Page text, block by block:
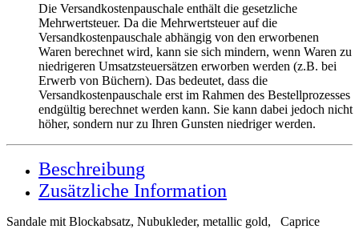
Die Versandkostenpauschale enthält die gesetzliche
Mehrwertsteuer. Da die Mehrwertsteuer auf die
Versandkostenpauschale abhängig von den erworbenen
Waren berechnet wird, kann sie sich mindern, wenn Waren zu
niedrigeren Umsatzsteuersätzen erworben werden (z.B. bei
Erwerb von Büchern). Das bedeutet, dass die
Versandkostenpauschale erst im Rahmen des Bestellprozesses
endgültig berechnet werden kann. Sie kann dabei jedoch nicht
höher, sondern nur zu Ihren Gunsten niedriger werden.
Beschreibung
Zusätzliche Information
Sandale mit Blockabsatz, Nubukleder, metallic gold, Caprice